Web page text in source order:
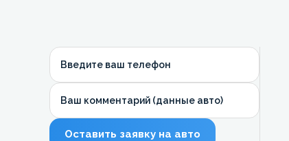
Введите ваш телефон
Ваш комментарий (данные авто)
Оставить заявку на авто